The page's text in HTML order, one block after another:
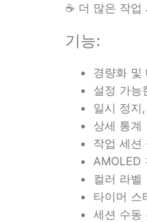
☕ 더 많은 작
기능:
경량화 및
설정 가능
일시 정지
상세 통계
작업 세션
AMOLED
컬러 라벨
타이머 스
세션 수동